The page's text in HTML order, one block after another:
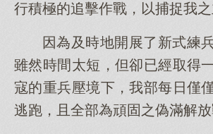
行積極的追擊作戰，以捕捉我之
因為及時地開展了新式練
雖然時間太短，但卻已經取得
寇的重兵壓境下，我部每日僅
逃跑，且全部為頑固之偽滿解